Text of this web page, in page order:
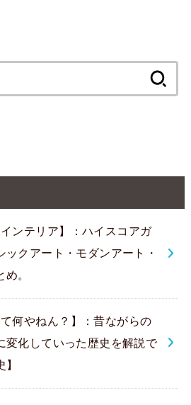
索:
インテリア】：ハイスコアガ
ックアート・モダンアート・
。
て何やねん？】：昔ながらの
変化していった歴史を解説で